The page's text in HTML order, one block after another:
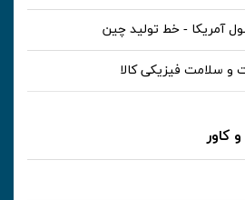
آمریکا - خط تولید چین
و سلامت فیزیکی کالا
کاور